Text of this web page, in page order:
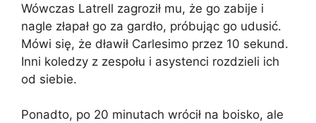
Wówczas Latrell zagroził mu, że go zabije i
nagle złapał go za gardło, próbując go udusić.
Mówi się, że dławił Carlesimo przez 10 sekund.
Inni koledzy z zespołu i asystenci rozdzieli ich
od siebie.
Ponadto, po 20 minutach wrócił na boisko, ale